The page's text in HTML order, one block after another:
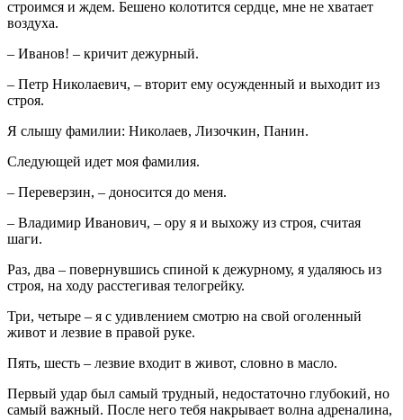
строимся и ждем. Бешено колотится сердце, мне не хватает
воздуха.
– Иванов! – кричит дежурный.
– Петр Николаевич, – вторит ему осужденный и выходит из
строя.
Я слышу фамилии: Николаев, Лизочкин, Панин.
Следующей идет моя фамилия.
– Переверзин, – доносится до меня.
– Владимир Иванович, – ору я и выхожу из строя, считая
шаги.
Раз, два – повернувшись спиной к дежурному, я удаляюсь из
строя, на ходу расстегивая телогрейку.
Три, четыре – я с удивлением смотрю на свой оголенный
живот и лезвие в правой руке.
Пять, шесть – лезвие входит в живот, словно в масло.
Первый удар был самый трудный, недостаточно глубокий, но
самый важный. После него тебя накрывает волна адреналина,